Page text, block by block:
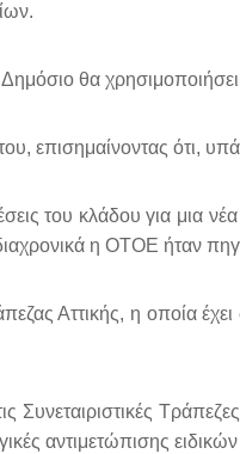
θα
επισημαίνοντας ότι,
του κλάδου για μια
η ΟΤΟΕ ήταν
Αττικής, η οποία
Συνεταιριστικές
αντιμετώπισης